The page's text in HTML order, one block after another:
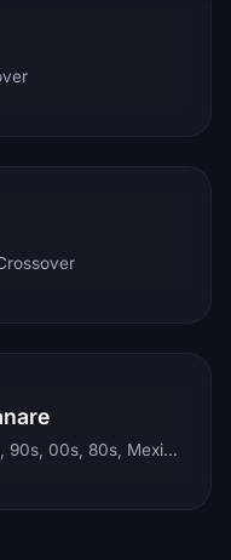
Electronic, Rock, Pop, 90s, 00s, 80s, Mexican, Ranchera, Reggaeton, Instrumental, Salsa, Merengue, Tropical, Romantic, Vallenato, Llanera